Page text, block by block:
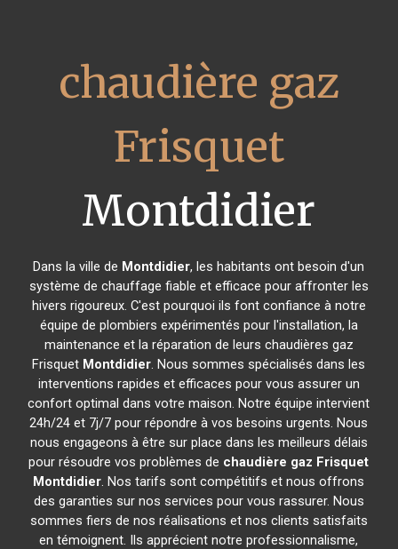
chaudière gaz
Frisquet
Montdidier
Dans la ville de Montdidier, les habitants ont besoin d'un
système de chauffage fiable et efficace pour affronter les
hivers rigoureux. C'est pourquoi ils font confiance à notre
équipe de plombiers expérimentés pour l'installation, la
maintenance et la réparation de leurs chaudières gaz
Frisquet Montdidier. Nous sommes spécialisés dans les
interventions rapides et efficaces pour vous assurer un
confort optimal dans votre maison. Notre équipe intervient
24h/24 et 7j/7 pour répondre à vos besoins urgents. Nous
nous engageons à être sur place dans les meilleurs délais
pour résoudre vos problèmes de chaudière gaz Frisquet
Montdidier. Nos tarifs sont compétitifs et nous offrons
des garanties sur nos services pour vous rassurer. Nous
sommes fiers de nos réalisations et nos clients satisfaits
en témoignent. Ils apprécient notre professionnalisme,